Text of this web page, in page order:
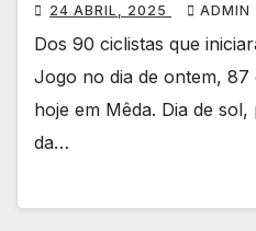
24 ABRIL, 2025 ADMIN
Dos 90 ciclistas que
Jogo no dia de ontem,
hoje em Mêda. Dia de
da…